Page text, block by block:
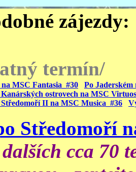
zájezdy:
termín/
MSC Fantasia_#30
Po
ostrovech na MSC
II na MSC Musica_#36
Středomoří
cca 70